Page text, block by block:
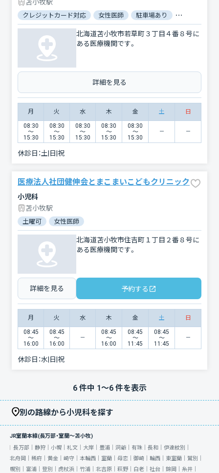
苫小牧駅
クレジットカード対応 女性医師 駐車場あり バリアフリー
北海道苫小牧市若草町３丁目４番８号に
ある医療機関です。
詳細を見る
月 火 水 木 金 土 日
08:30
〜
15:30
08:30
〜
15:30
08:30
〜
15:30
08:30
〜
15:30
08:30
〜
15:30
休診日：土|日|祝
医療法人社団健伸会とまこまいこどもクリニック
小児科
苫小牧駅
土曜可 女性医師
北海道苫小牧市住吉町１丁目２番８号に
ある医療機関です。
詳細を見る 予約する
月 火 水 木 金 土 日
08:45
〜
16:00
08:45
〜
16:00
08:45
〜
16:00
08:45
〜
11:45
08:45
〜
11:45
休診日：水|日|祝
6件中 1〜6件を表示
別の路線から小児科を探す
JR室蘭本線(長万部・室蘭～苫小牧)
長万部｜ 静狩｜ 小幌｜ 礼文｜ 大岸｜ 豊浦｜ 洞爺｜ 有珠｜ 長和｜ 伊達紋別｜
北舟岡｜ 稀府｜ 黄金｜ 崎守｜ 本輪西｜ 室蘭｜ 母恋｜ 御崎｜ 輪西｜ 東室蘭｜ 鷲別｜
幌別｜ 富浦｜ 登別｜ 虎杖浜｜ 竹浦｜ 北吉原｜ 萩野｜ 白老｜ 社台｜ 錦岡｜ 糸井｜